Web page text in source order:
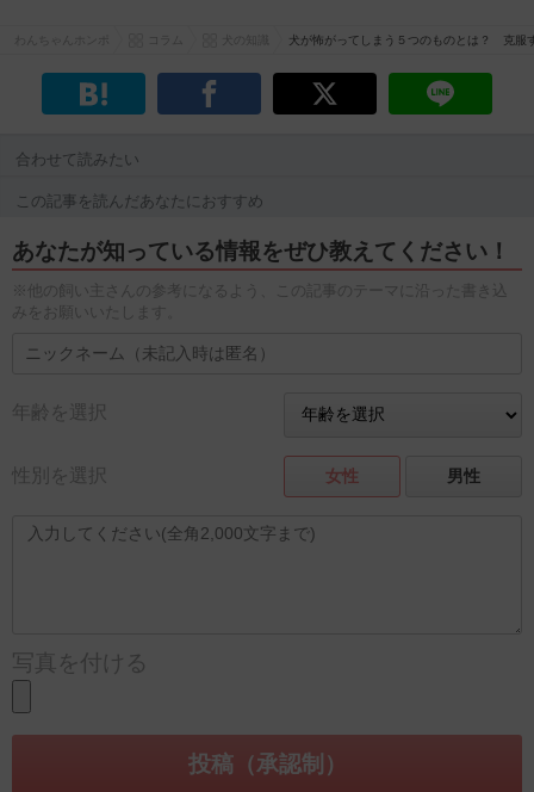
犬が怖がってしまう５つのものとは？ 克服
合わせて読みたい
この記事を読んだあなたにおすすめ
あなたが知っている情報をぜひ教えてください！
※他の飼い主さんの参考になるよう、この記事のテーマに沿った書き込
みをお願いいたします。
年齢を選択
性別を選択 女性 男性
写真を付ける